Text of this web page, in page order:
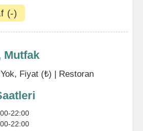
(-)
Mutfak
Fiyat (₺) | Restoran
22:00
22:00